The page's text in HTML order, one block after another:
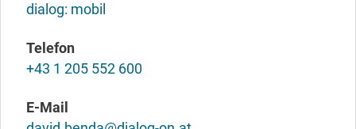
dialog: mobil
Telefon
+43 1 205 552 600
E-Mail